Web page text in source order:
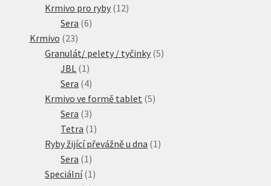
produktů
Krmivo pro ryby 1212
Sera 66
Krmivo 2323
produktů
Granulát/ pelety / tyčinky 55
JBL 1 1
produkt
Sera 44
produkty
Krmivo ve formě tablet 55
Sera 33
produkty
Tetra 1 1
produkt
Ryby žijící převážně u dna 1 1
Sera 1 1
produkt
Speciální 1 1